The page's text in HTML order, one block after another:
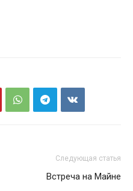
Следующая статья
Встреча на Майне